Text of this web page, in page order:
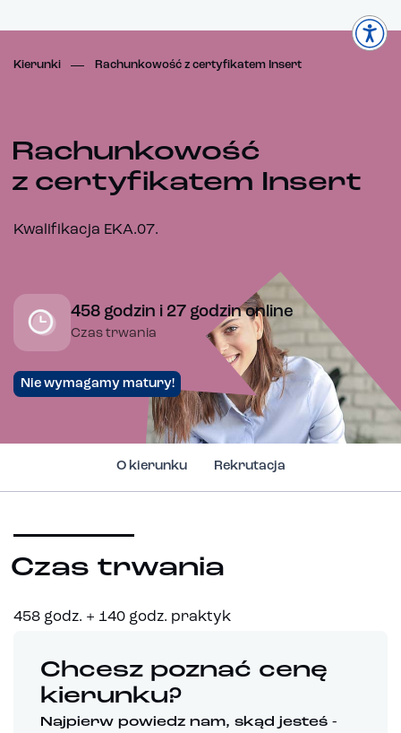
Kierunki Rachunkowość z certyfikatem Insert
Rachunkowość
z certyfikatem Insert
Kwalifikacja EKA.07.
458 godzin i 27 godzin online
Czas trwania
Nie wymagamy matury!
O kierunku Rekrutacja
Czas trwania
458 godz. + 140 godz. praktyk
Chcesz poznać cenę
kierunku?
Najpierw powiedz nam, skąd jesteś -